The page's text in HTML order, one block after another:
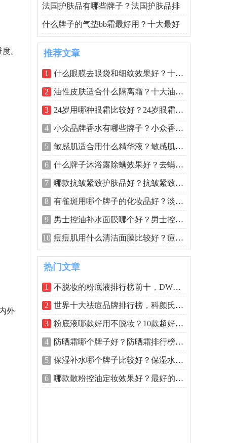
。
外
法国护肤品有哪些牌子？法国护肤品排
什么牌子的气垫bb霜最好用？十大最好
推荐文章
1 什么眼膜去眼袋和细纹效果好？十大眼膜
2 油性皮肤适合什么隔离霜？十大油性皮肤
3 24岁用哪种眼霜比较好？24岁眼霜排行榜前
4 小众品牌香水有哪些牌子？小众香水品牌
5 敏感肌适合用什么精华液？敏感肌肤精华
6 什么牌子沐浴露除螨效果好？去螨虫沐浴
7 哪款抗皱紧致护肤品好？抗皱紧致护肤品
8 有雀斑用哪个牌子的化妆品好？淡化雀斑
9 男士控油补水面膜哪个好？男士控油抗皱
10 痘痘肌用什么清洁面膜比较好？痘痘肌清
热门文章
1 不脱妆的粉底液排行榜前十，DW粉底液排
2 世界十大祛痘品牌排行榜，科颜氏、欧莱
3 粉底液哪款好用不脱妆？10款超好用的大
4 防晒霜哪个牌子好？防晒霜排行榜10强
5 保湿补水哪个牌子比较好？保湿水排行榜
6 哪款散粉控油定妆效果好？最好的控油散